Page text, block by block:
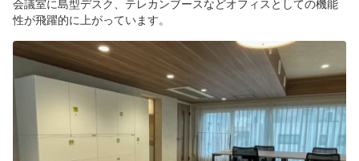
会議室に島型デスク、テレカンブースなどオフィスとしての機能
性が飛躍的に上がっています。